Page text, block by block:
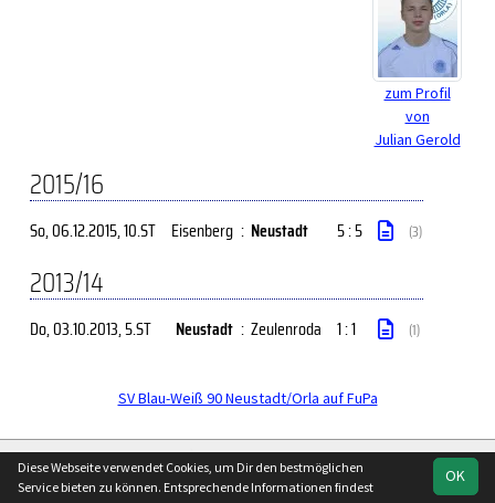
zum Profil
von
Julian Gerold
2015/16
So, 06.12.2015, 10.ST Eisenberg : Neustadt 5 : 5 (3)
2013/14
Do, 03.10.2013, 5.ST Neustadt : Zeulenroda 1 : 1 (1)
SV Blau-Weiß 90 Neustadt/Orla auf FuPa
soccero.de
OK
Diese Webseite verwendet Cookies, um Dir den bestmöglichen
Service bieten zu können. Entsprechende Informationen findest